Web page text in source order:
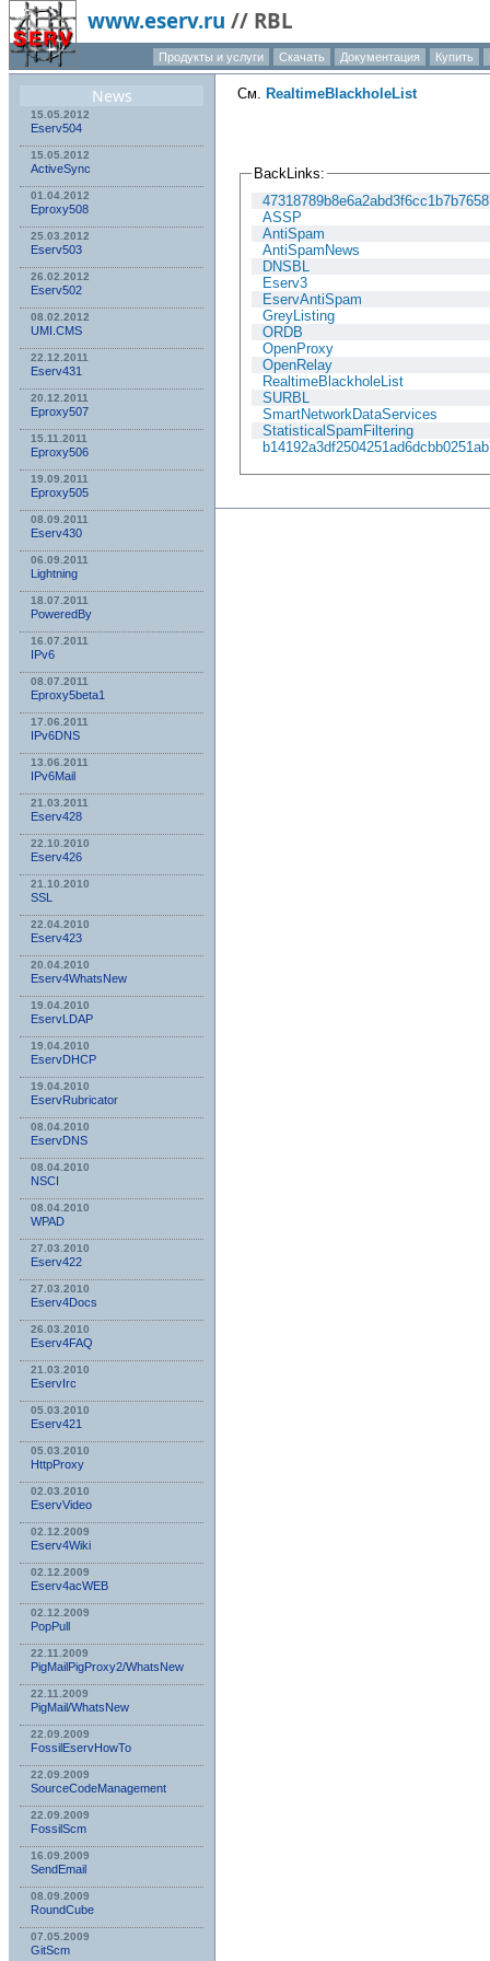
www.eserv.ru // RBL
Продукты и услуги Скачать Документация Купить
News
15.05.2012
Eserv504
15.05.2012
ActiveSync
01.04.2012
Eproxy508
25.03.2012
Eserv503
26.02.2012
Eserv502
08.02.2012
UMI.CMS
22.12.2011
Eserv431
20.12.2011
Eproxy507
15.11.2011
Eproxy506
19.09.2011
Eproxy505
08.09.2011
Eserv430
06.09.2011
Lightning
18.07.2011
PoweredBy
16.07.2011
IPv6
08.07.2011
Eproxy5beta1
17.06.2011
IPv6DNS
13.06.2011
IPv6Mail
21.03.2011
Eserv428
22.10.2010
Eserv426
21.10.2010
SSL
22.04.2010
Eserv423
20.04.2010
Eserv4WhatsNew
19.04.2010
EservLDAP
19.04.2010
EservDHCP
19.04.2010
EservRubricator
08.04.2010
EservDNS
08.04.2010
NSСI
08.04.2010
WPAD
27.03.2010
Eserv422
27.03.2010
Eserv4Docs
26.03.2010
Eserv4FAQ
21.03.2010
EservIrc
05.03.2010
Eserv421
05.03.2010
HttpProxy
02.03.2010
EservVideo
02.12.2009
Eserv4Wiki
02.12.2009
Eserv4acWEB
02.12.2009
PopPull
22.11.2009
PigMailPigProxy2/WhatsNew
22.11.2009
PigMail/WhatsNew
22.09.2009
FossilEservHowTo
22.09.2009
SourceCodeManagement
22.09.2009
FossilScm
16.09.2009
SendEmail
08.09.2009
RoundCube
07.05.2009
GitScm
См. RealtimeBlackholeList
BackLinks:
ASSP
AntiSpam
AntiSpamNews
DNSBL
Eserv3
EservAntiSpam
GreyListing
ORDB
OpenProxy
OpenRelay
RealtimeBlackholeList
SURBL
SmartNetworkDataServices
StatisticalSpamFiltering